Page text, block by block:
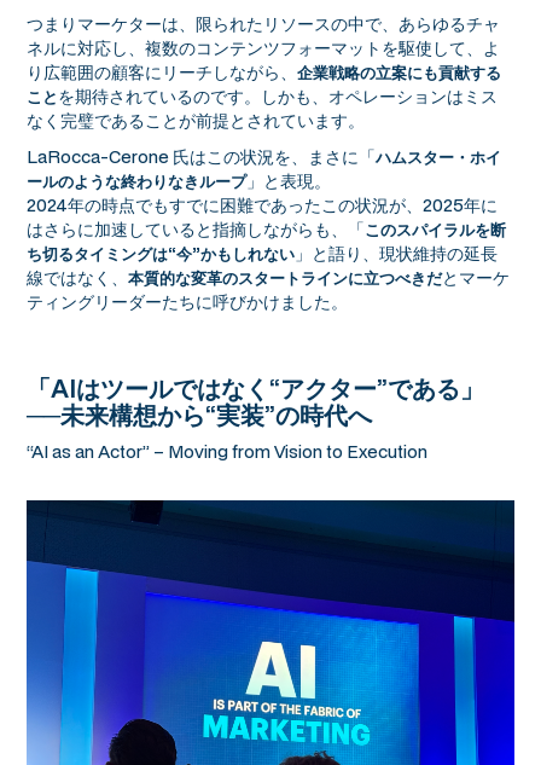
つまりマーケターは、限られたリソースの中で、あらゆるチャ
ネルに対応し、複数のコンテンツフォーマットを駆使して、よ
り広範囲の顧客にリーチしながら、企業戦略の立案にも貢献する
ことを期待されているのです。しかも、オペレーションはミス
なく完璧であることが前提とされています。
LaRocca-Cerone 氏はこの状況を、まさに「ハムスター・ホイ
ールのような終わりなきループ」と表現。
2024年の時点でもすでに困難であったこの状況が、2025年に
はさらに加速していると指摘しながらも、「このスパイラルを断
ち切るタイミングは“今”かもしれない 」と語り、現状維持の延長
線ではなく、本質的な変革のスタートラインに立つべきだとマーケ
ティングリーダーたちに呼びかけました。
「AIはツールではなく“アクター”である」
──未来構想から“実装”の時代へ
“AI as an Actor” – Moving from Vision to Execution